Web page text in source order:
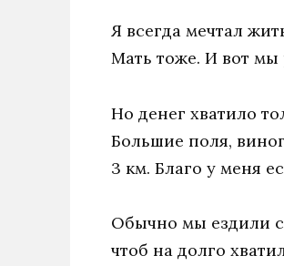
Я всегда мечтал
Мать тоже. И вот мы
Но денег хватило
Большие поля,
3 км. Благо у меня
Обычно мы ездили с
чтоб на долго